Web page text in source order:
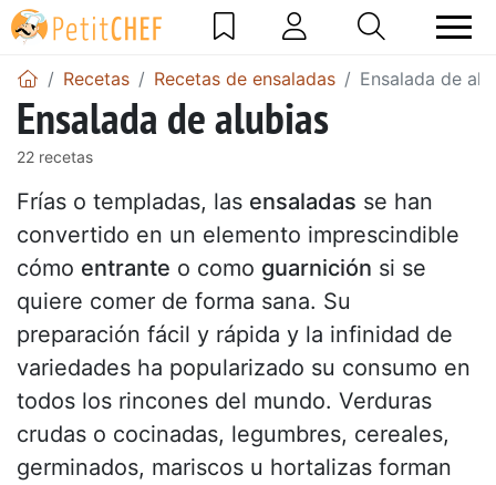
Recetas Recetas de ensaladas Ensalada de
Ensalada de alubias
22 recetas
Frías o templadas, las ensaladas se han
convertido en un elemento imprescindible
cómo entrante o como guarnición si se
quiere comer de forma sana. Su
preparación fácil y rápida y la infinidad de
variedades ha popularizado su consumo en
todos los rincones del mundo. Verduras
crudas o cocinadas, legumbres, cereales,
germinados, mariscos u hortalizas forman